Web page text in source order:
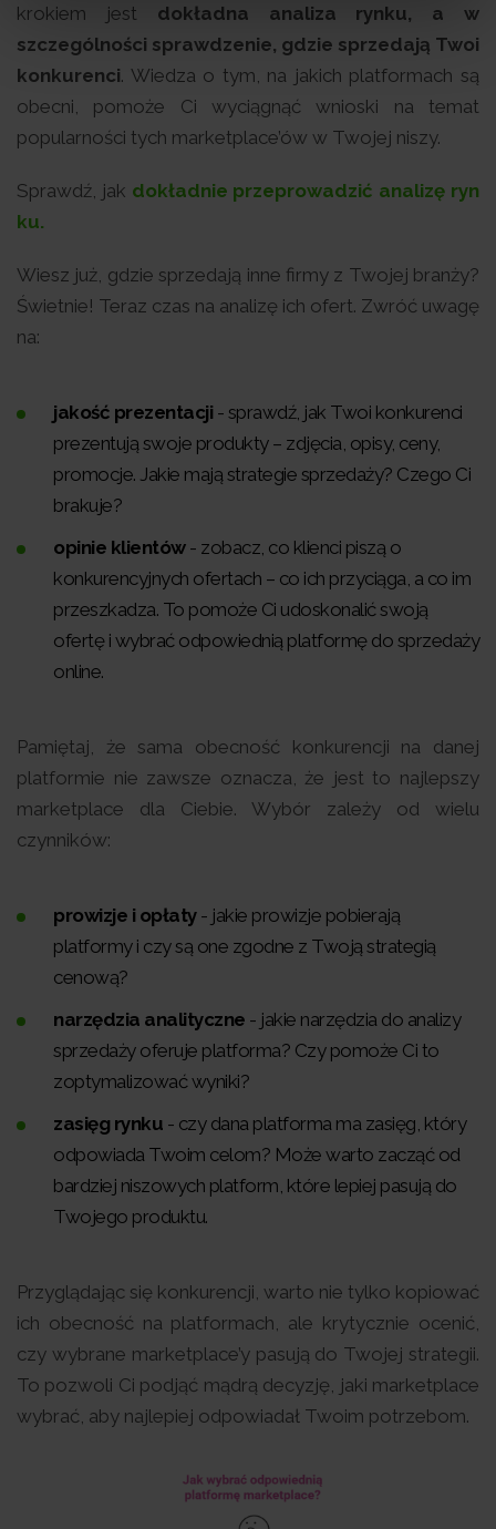
krokiem jest dokładna analiza rynku, a w
szczególności sprawdzenie, gdzie sprzedają Twoi
konkurenci. Wiedza o tym, na jakich platformach są
obecni, pomoże Ci wyciągnąć wnioski na temat
popularności tych marketplace’ów w Twojej niszy.
Sprawdź, jak dokładnie przeprowadzić analizę ryn
ku.
Wiesz już, gdzie sprzedają inne firmy z Twojej branży?
Świetnie! Teraz czas na analizę ich ofert. Zwróć uwagę
na:
jakość prezentacji - sprawdź, jak Twoi konkurenci
prezentują swoje produkty – zdjęcia, opisy, ceny,
promocje. Jakie mają strategie sprzedaży? Czego Ci
brakuje?
opinie klientów- zobacz, co klienci piszą o
konkurencyjnych ofertach – co ich przyciąga, a co im
przeszkadza. To pomoże Ci udoskonalić swoją
ofertę i wybrać odpowiednią platformę do sprzedaży
online.
Pamiętaj, że sama obecność konkurencji na danej
platformie nie zawsze oznacza, że jest to najlepszy
marketplace dla Ciebie. Wybór zależy od wielu
czynników:
prowizje i opłaty- jakie prowizje pobierają
platformy i czy są one zgodne z Twoją strategią
cenową?
narzędzia analityczne - jakie narzędzia do analizy
sprzedaży oferuje platforma? Czy pomoże Ci to
zoptymalizować wyniki?
zasięg rynku - czy dana platforma ma zasięg, który
odpowiada Twoim celom? Może warto zacząć od
bardziej niszowych platform, które lepiej pasują do
Twojego produktu.
Przyglądając się konkurencji, warto nie tylko kopiować
ich obecność na platformach, ale krytycznie ocenić,
czy wybrane marketplace’y pasują do Twojej strategii.
To pozwoli Ci podjąć mądrą decyzję, jaki marketplace
wybrać, aby najlepiej odpowiadał Twoim potrzebom.